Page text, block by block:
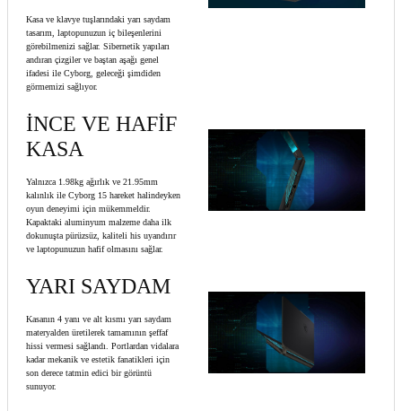
Kasa ve klavye tuşlarındaki yarı saydam
tasarım, laptopunuzun iç bileşenlerini
görebilmenizi sağlar. Sibernetik yapıları
andıran çizgiler ve baştan aşağı genel
ifadesi ile Cyborg, geleceği şimdiden
görmemizi sağlıyor.
İNCE VE HAFİF
KASA
Yalnızca 1.98kg ağırlık ve 21.95mm
kalınlık ile Cyborg 15 hareket halindeyken
oyun deneyimi için mükemmeldir.
Kapaktaki aluminyum malzeme daha ilk
dokunuşta pürüzsüz, kaliteli his uyandırır
ve laptopunuzun hafif olmasını sağlar.
YARI SAYDAM
Kasanın 4 yanı ve alt kısmı yarı saydam
materyalden üretilerek tamamının şeffaf
hissi vermesi sağlandı. Portlardan vidalara
kadar mekanik ve estetik fanatikleri için
son derece tatmin edici bir görüntü
sunuyor.